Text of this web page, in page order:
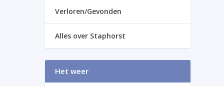
Verloren/Gevonden
Alles over Staphorst
Het weer